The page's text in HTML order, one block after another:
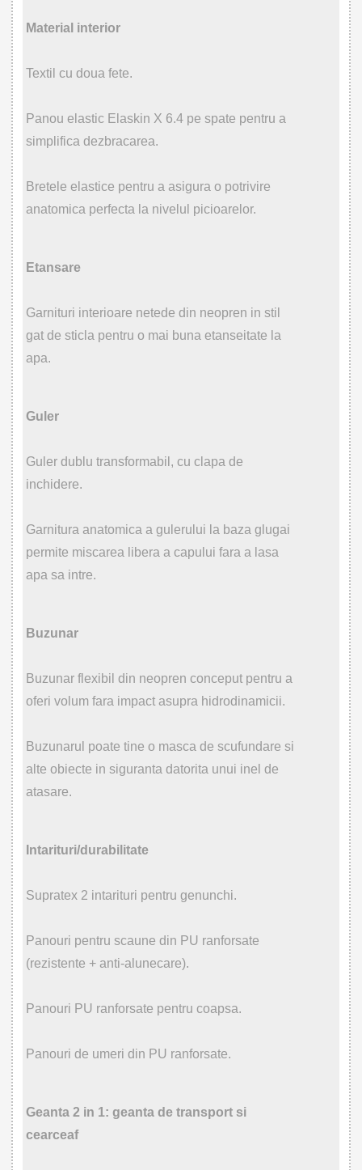
Material interior
Textil cu doua fete.
Panou elastic Elaskin X 6.4 pe spate pentru a
simplifica dezbracarea.
Bretele elastice pentru a asigura o potrivire
anatomica perfecta la nivelul picioarelor.
Etansare
Garnituri interioare netede din neopren in stil
gat de sticla pentru o mai buna etanseitate la
apa.
Guler
Guler dublu transformabil, cu clapa de
inchidere.
Garnitura anatomica a gulerului la baza glugai
permite miscarea libera a capului fara a lasa
apa sa intre.
Buzunar
Buzunar flexibil din neopren conceput pentru a
oferi volum fara impact asupra hidrodinamicii.
Buzunarul poate tine o masca de scufundare si
alte obiecte in siguranta datorita unui inel de
atasare.
Intarituri/durabilitate
Supratex 2 intarituri pentru genunchi.
Panouri pentru scaune din PU ranforsate
(rezistente + anti-alunecare).
Panouri PU ranforsate pentru coapsa.
Panouri de umeri din PU ranforsate.
Geanta 2 in 1: geanta de transport si
cearceaf